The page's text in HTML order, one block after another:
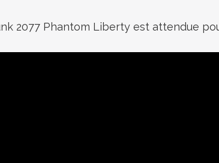
2077 Phantom Liberty est attendue